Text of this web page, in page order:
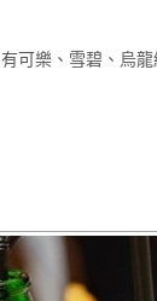
可樂、雪碧、烏